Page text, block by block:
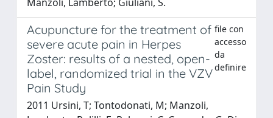
Acupuncture for the treatment of
severe acute pain in Herpes
Zoster: results of a nested, open-
label, randomized trial in the VZV
Pain Study
file con
accesso
da
definire
2011 Ursini, T; Tontodonati, M; Manzoli,